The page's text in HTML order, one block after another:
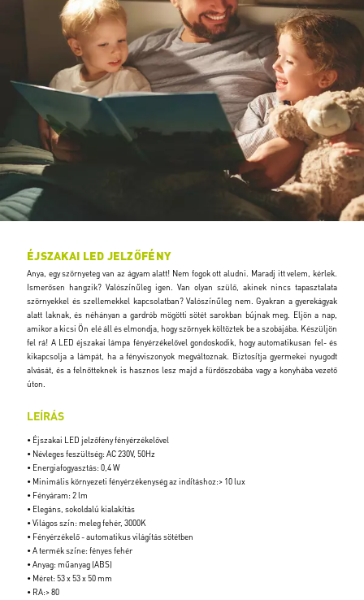
ÉJSZAKAI LED JELZŐFÉNY
Anya, egy szörnyeteg van az ágyam alatt! Nem fogok ott aludni. Maradj itt velem, kérlek.
Ismerősen hangzik? Valószínűleg igen. Van olyan szülő, akinek nincs tapasztalata
szörnyekkel és szellemekkel kapcsolatban? Valószínűleg nem. Gyakran a gyerekágyak
alatt laknak, és néhányan a gardrób mögötti sötét sarokban bújnak meg. Eljön a nap,
amikor a kicsi Ön elé áll és elmondja, hogy szörnyek költöztek be a szobájába. Készüljön
fel rá! A LED éjszakai lámpa fényérzékelővel gondoskodik, hogy automatikusan fel- és
kikapcsolja a lámpát, ha a fényviszonyok megváltoznak. Biztosítja gyermekei nyugodt
alvását, és a felnőtteknek is hasznos lesz majd a fürdőszobába vagy a konyhába vezető
úton.
LEÍRÁS
• Éjszakai LED jelzőfény fényérzékelővel
• Névleges feszültség: AC 230V, 50Hz
• Energiafogyasztás: 0,4 W
• Minimális környezeti fényérzékenység az indításhoz:> 10 lux
• Fényáram: 2 lm
• Elegáns, sokoldalú kialakítás
• Világos szín: meleg fehér, 3000K
• Fényérzékelő - automatikus világítás sötétben
• A termék színe: fényes fehér
• Anyag: műanyag (ABS)
• Méret: 53 x 53 x 50 mm
• RA:> 80